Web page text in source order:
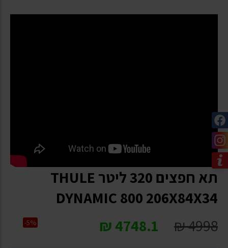
תא חפצים 320 ליטר THULE
DYNAMIC 800 206X84X34
4998
₪
4748.1
₪
-5%